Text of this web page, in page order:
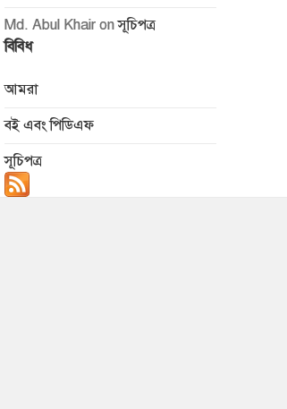
Md. Abul Khaironসূচিপত্র
বিবিধ
আমরা
বই এবং পিডিএফ
সূচিপত্র